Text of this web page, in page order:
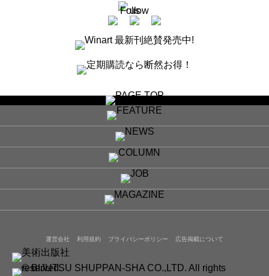
運営会社 利用規約 プライバシーポリシー 広告掲載について